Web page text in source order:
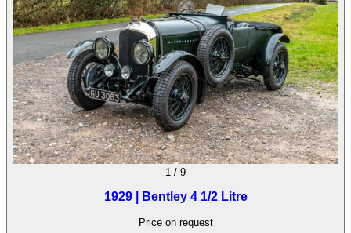
1 / 9
1929 | Bentley 4 1/2 Litre
Price on request